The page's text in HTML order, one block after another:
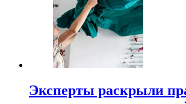
Эксперты раскрыли